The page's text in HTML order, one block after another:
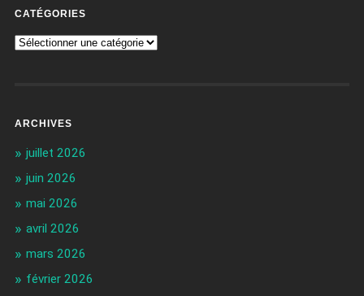
CATÉGORIES
ARCHIVES
juillet 2026
juin 2026
mai 2026
avril 2026
mars 2026
février 2026